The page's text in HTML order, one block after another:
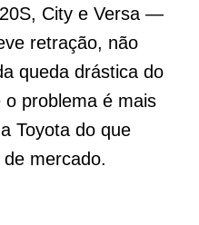
City e Versa —
retração, não
queda drástica do
problema é mais
Toyota do que
mercado.